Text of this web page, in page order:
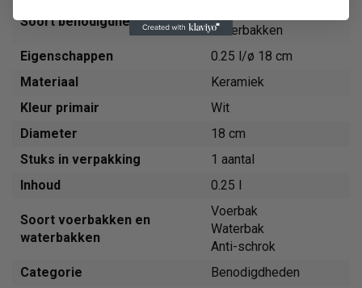
Soort benodigdheden
waterbakken
Eigenschappen
0.25 l/ø 18 cm
Materiaal
Keramiek
Kleur primair
Wit
Diameter
18 cm
Stuks in verpakking
1 aantal
Inhoud
0.25 l
Soort voerbakken en
waterbakken
Voerbak
Waterbak
Anti-schrok
Categorie
Benodigdheden